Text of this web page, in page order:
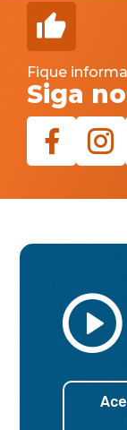
Fique
Siga